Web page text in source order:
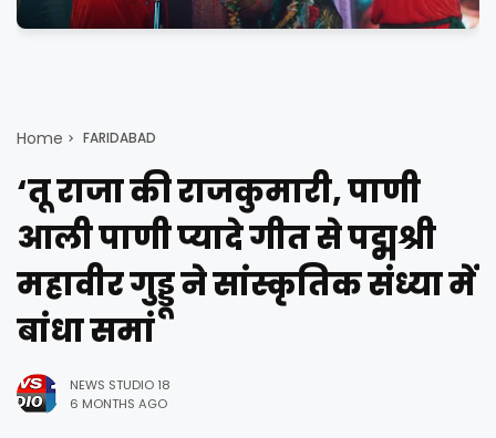
Home FARIDABAD
‘तू राजा की राजकुमारी, पाणी
आली पाणी प्यादे गीत से पद्मश्री
महावीर गुड्डू ने सांस्कृतिक संध्या में
बांधा समां
NEWS STUDIO 18
6 MONTHS AGO